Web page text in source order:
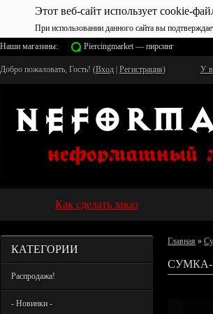
Этот веб-сайт использует cookie-
При использовании данного сайта вы
Наши магазины:
Piercingmarket — пирсинг
Добро пожаловать, Гость! (Вход Регистрация) У
Как сделать заказ
КАТЕГОРИИ
Распродажа!
- Новинки -
Главная »
СУМКА-